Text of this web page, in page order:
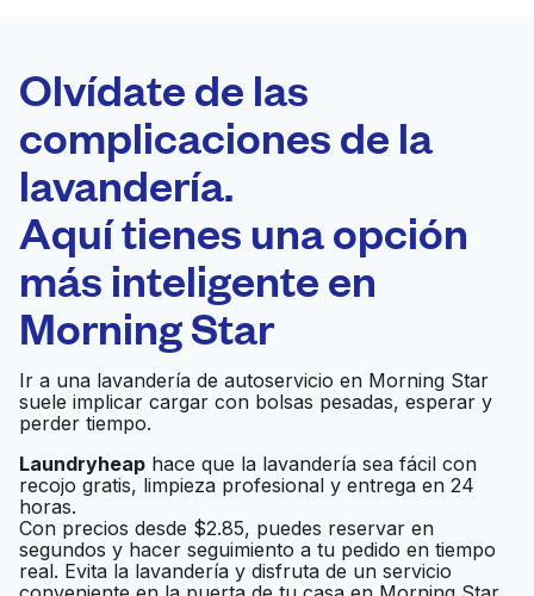
Laundryheap.com
Programa tu recogida
0 min
Recojo y entrega
casa
Abierto 24/7
Silver Star Cleaners &
Laundry
Ir al sitio web
Gigantic Cleaners &
Laundry
Ir al sitio web
Coin-Op Laundry Ir al sitio web
Olvídate de las
complicaciones de la
lavandería.
Aquí tienes una opción
más inteligente en
Morning Star
Ir a una lavandería de autoservicio en Morning Star
suele implicar cargar con bolsas pesadas, esperar y
perder tiempo.
Laundryheap hace que la lavandería sea fácil con
recojo gratis, limpieza profesional y entrega en 24
horas.
Con precios desde $2.85, puedes reservar en
segundos y hacer seguimiento a tu pedido en tiempo
real. Evita la lavandería y disfruta de un servicio